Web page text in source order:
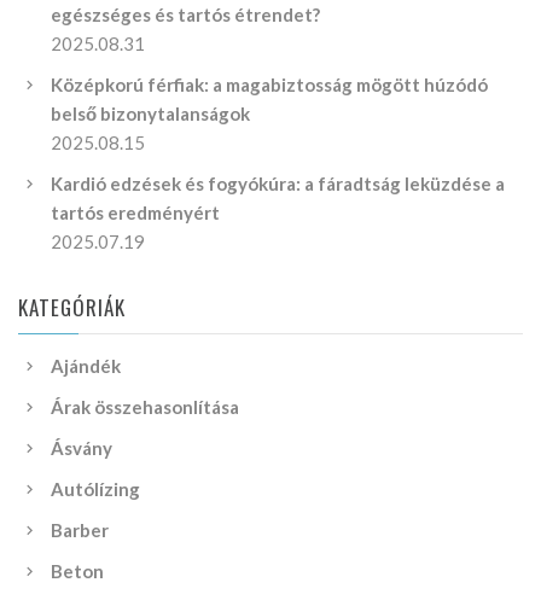
egészséges és tartós étrendet?
2025.08.31
Középkorú férfiak: a magabiztosság mögött húzódó
belső bizonytalanságok
2025.08.15
Kardió edzések és fogyókúra: a fáradtság leküzdése a
tartós eredményért
2025.07.19
KATEGÓRIÁK
Ajándék
Árak összehasonlítása
Ásvány
Autólízing
Barber
Beton